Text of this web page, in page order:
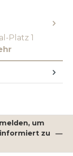
Platz 1
um
zu